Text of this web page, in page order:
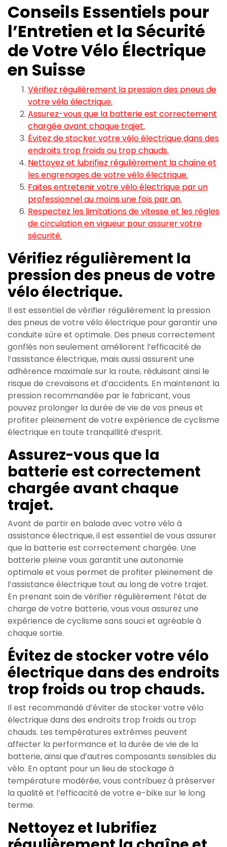
Conseils Essentiels pour
l’Entretien et la Sécurité
de Votre Vélo Électrique
en Suisse
Vérifiez régulièrement la pression des pneus de
votre vélo électrique.
Assurez-vous que la batterie est correctement
chargée avant chaque trajet.
Évitez de stocker votre vélo électrique dans des
endroits trop froids ou trop chauds.
Nettoyez et lubrifiez régulièrement la chaîne et
les engrenages de votre vélo électrique.
Faites entretenir votre vélo électrique par un
professionnel au moins une fois par an.
Respectez les limitations de vitesse et les règles
de circulation en vigueur pour assurer votre
sécurité.
Vérifiez régulièrement la
pression des pneus de votre
vélo électrique.
Il est essentiel de vérifier régulièrement la pression
des pneus de votre vélo électrique pour garantir une
conduite sûre et optimale. Des pneus correctement
gonflés non seulement améliorent l’efficacité de
l’assistance électrique, mais aussi assurent une
adhérence maximale sur la route, réduisant ainsi le
risque de crevaisons et d’accidents. En maintenant la
pression recommandée par le fabricant, vous
pouvez prolonger la durée de vie de vos pneus et
profiter pleinement de votre expérience de cyclisme
électrique en toute tranquillité d’esprit.
Assurez-vous que la
batterie est correctement
chargée avant chaque
trajet.
Avant de partir en balade avec votre vélo à
assistance électrique, il est essentiel de vous assurer
que la batterie est correctement chargée. Une
batterie pleine vous garantit une autonomie
optimale et vous permet de profiter pleinement de
l’assistance électrique tout au long de votre trajet.
En prenant soin de vérifier régulièrement l’état de
charge de votre batterie, vous vous assurez une
expérience de cyclisme sans souci et agréable à
chaque sortie.
Évitez de stocker votre vélo
électrique dans des endroits
trop froids ou trop chauds.
Il est recommandé d’éviter de stocker votre vélo
électrique dans des endroits trop froids ou trop
chauds. Les températures extrêmes peuvent
affecter la performance et la durée de vie de la
batterie, ainsi que d’autres composants sensibles du
vélo. En optant pour un lieu de stockage à
température modérée, vous contribuez à préserver
la qualité et l’efficacité de votre e-bike sur le long
terme.
Nettoyez et lubrifiez